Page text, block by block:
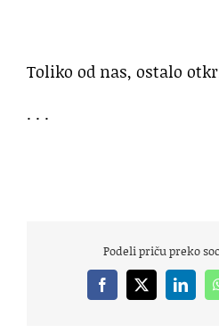
Toliko od nas, ostalo
. . .
Podeli priču preko
Facebook
X